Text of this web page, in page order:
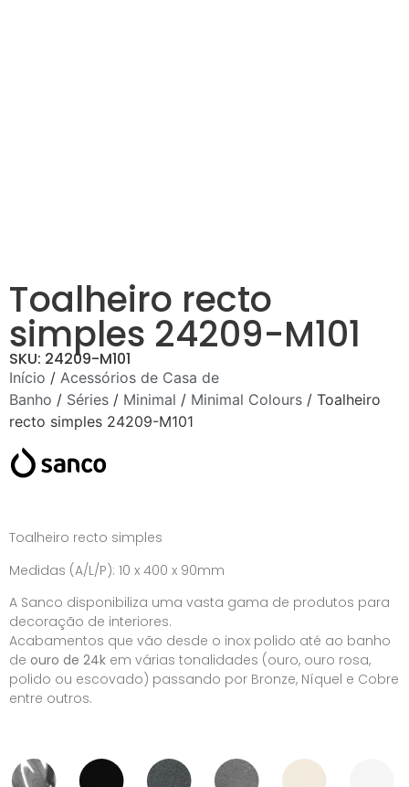
Toalheiro recto
simples 24209-M101
SKU: 24209-M101
Início / Acessórios de Casa de
Banho / Séries / Minimal / Minimal Colours / Toalheiro
recto simples 24209-M101
Toalheiro recto simples
Medidas (A/L/P): 10 x 400 x 90mm
A Sanco disponibiliza uma vasta gama de produtos para
decoração de interiores.
Acabamentos que vão desde o inox polido até ao banho
de ouro de 24k em várias tonalidades (ouro, ouro rosa,
polido ou escovado) passando por Bronze, Níquel e Cobre
entre outros.